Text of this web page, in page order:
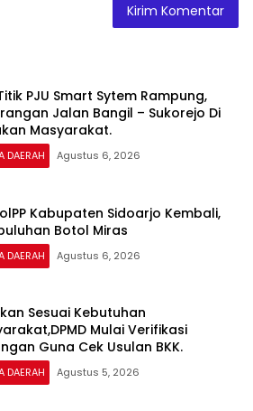
PJU Smart Sytem Rampung,
Jalan Bangil – Sukorejo Di
Masyarakat.
DAERAH Agustus 6, 2026
Kabupaten Sidoarjo Kembali,
Botol Miras
DAERAH Agustus 6, 2026
Sesuai Kebutuhan
Mulai Verifikasi
Guna Cek Usulan BKK.
DAERAH Agustus 5, 2026